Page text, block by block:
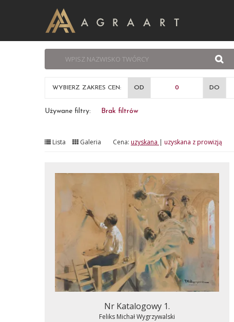
WYBIERZ ZAKRES CEN: OD DO
Używane filtry: Brak filtrów
Lista Galeria Cena: uzyskana | uzyskana z prowizją
Nr Katalogowy 1.
Feliks Michał Wygrzywalski